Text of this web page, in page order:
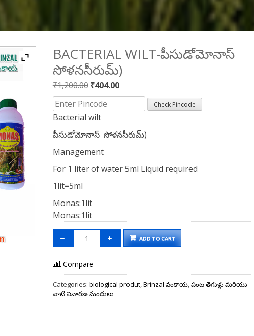
BACTERIAL WILT-పీసుడోమోనాస్
సోళనసీరుమ్)
₹1,200.00 Original
price
was:
₹1,200.00.
₹404.00Current
price
is:
Check Pincode
Bacterial wilt
పీసుడోమోనాస్ సోళనసీరుమ్)
Management
For 1 liter of water 5ml Liquid required
1lit=5ml
Monas:1lit
Monas:1lit
ADD TO CART
Compare
Categories: biological produt,Brinzal వంకాయ,పంట తెగుళ్లు మరియు
వాటి నివారణ మందులు